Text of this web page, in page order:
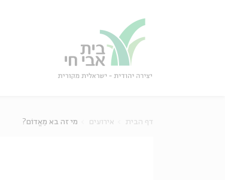
דף הבית אירועים מי זה בא מֵאֱדוֹם?